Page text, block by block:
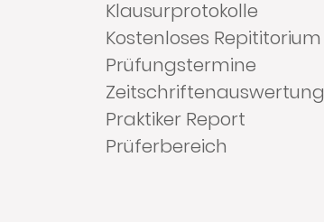
Klausurprotokolle
Kostenloses Repititorium
Prüfungstermine
Zeitschriftenauswertung
Praktiker Report
Prüferbereich